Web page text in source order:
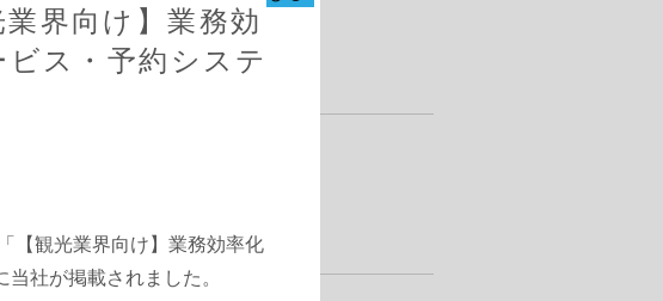
らせ及び企画・運営に参画し
ィバル』開催のお知らせ及び
界向け】業務効
ス・予約システ
【観光業界向け】業務効率化
社が掲載されました。